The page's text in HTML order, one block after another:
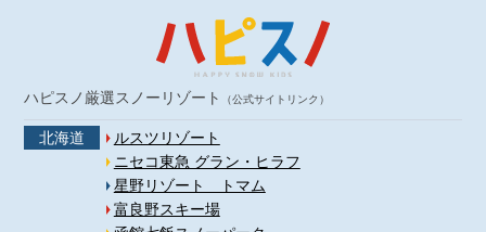
ハピスノ厳選スノーリゾート （公式サイトリンク）
北海道
ルスツリゾート
ニセコ東急 グラン・ヒラフ
星野リゾート トマム
富良野スキー場